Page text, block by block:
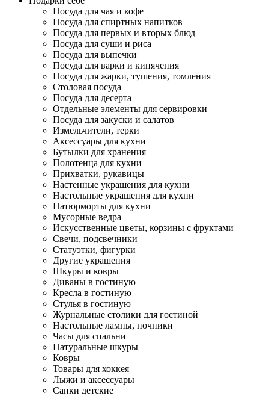
Посуда для чая и кофе
Посуда для спиртных напитков
Посуда для первых и вторых блюд
Посуда для суши и риса
Посуда для выпечки
Посуда для варки и кипячения
Посуда для жарки, тушения, томления
Столовая посуда
Посуда для десерта
Отдельные элементы для сервировки
Посуда для закуски и салатов
Измельчители, терки
Аксессуары для кухни
Бутылки для хранения
Полотенца для кухни
Прихватки, рукавицы
Настенные украшения для кухни
Настольные украшения для кухни
Натюрморты для кухни
Мусорные ведра
Искусственные цветы, корзины с фруктами
Свечи, подсвечники
Статуэтки, фигурки
Другие украшения
Шкуры и ковры
Диваны в гостиную
Кресла в гостиную
Стулья в гостиную
Журнальные столики для гостиной
Настольные лампы, ночники
Часы для спальни
Натуральные шкуры
Ковры
Товары для хоккея
Лыжи и аксессуары
Санки детские